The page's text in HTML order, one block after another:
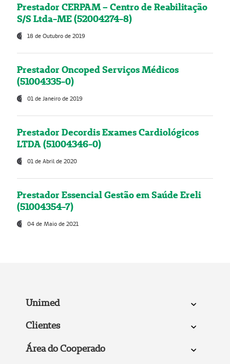
Prestador CERPAM – Centro de Reabilitação
S/S Ltda-ME (52004274-8)
18 de Outubro de 2019
Prestador Oncoped Serviços Médicos
(51004335-0)
01 de Janeiro de 2019
Prestador Decordis Exames Cardiológicos
LTDA (51004346-0)
01 de Abril de 2020
Prestador Essencial Gestão em Saúde Ereli
(51004354-7)
04 de Maio de 2021
Unimed
Clientes
Área do Cooperado